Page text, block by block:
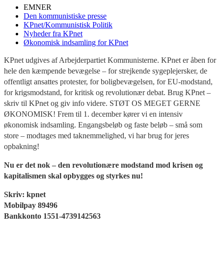
EMNER
Den kommunistiske presse
KPnet/Kommunistisk Politik
Nyheder fra KPnet
Økonomisk indsamling for KPnet
KPnet udgives af Arbejderpartiet Kommunisterne. KPnet er åben for
hele den kæmpende bevægelse – for strejkende sygeplejersker, de
offentligt ansattes protester, for boligbevægelsen, for EU-modstand,
for krigsmodstand, for kritisk og revolutionær debat. Brug KPnet –
skriv til KPnet og giv info videre. STØT OS MEGET GERNE
ØKONOMISK! Frem til 1. december kører vi en intensiv
økonomisk indsamling. Engangsbeløb og faste beløb – små som
store – modtages med taknemmelighed, vi har brug for jeres
opbakning!
Nu er det nok – den revolutionære modstand mod krisen og
kapitalismen skal opbygges og styrkes nu!
Skriv: kpnet
Mobilpay 89496
Bankkonto 1551-4739142563